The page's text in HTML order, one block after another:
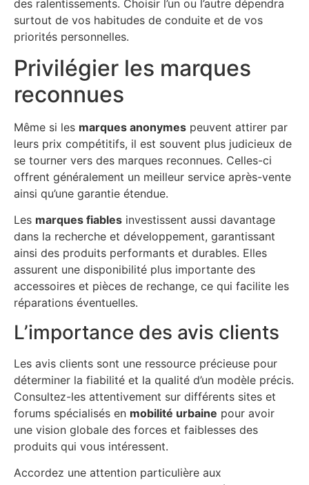
des ralentissements. Choisir l’un ou l’autre dépendra
surtout de vos habitudes de conduite et de vos
priorités personnelles.
Privilégier les marques
reconnues
Même si les marques anonymes peuvent attirer par
leurs prix compétitifs, il est souvent plus judicieux de
se tourner vers des marques reconnues. Celles-ci
offrent généralement un meilleur service après-vente
ainsi qu’une garantie étendue.
Les marques fiables investissent aussi davantage
dans la recherche et développement, garantissant
ainsi des produits performants et durables. Elles
assurent une disponibilité plus importante des
accessoires et pièces de rechange, ce qui facilite les
réparations éventuelles.
L’importance des avis clients
Les avis clients sont une ressource précieuse pour
déterminer la fiabilité et la qualité d’un modèle précis.
Consultez-les attentivement sur différents sites et
forums spécialisés en mobilité urbaine pour avoir
une vision globale des forces et faiblesses des
produits qui vous intéressent.
Accordez une attention particulière aux